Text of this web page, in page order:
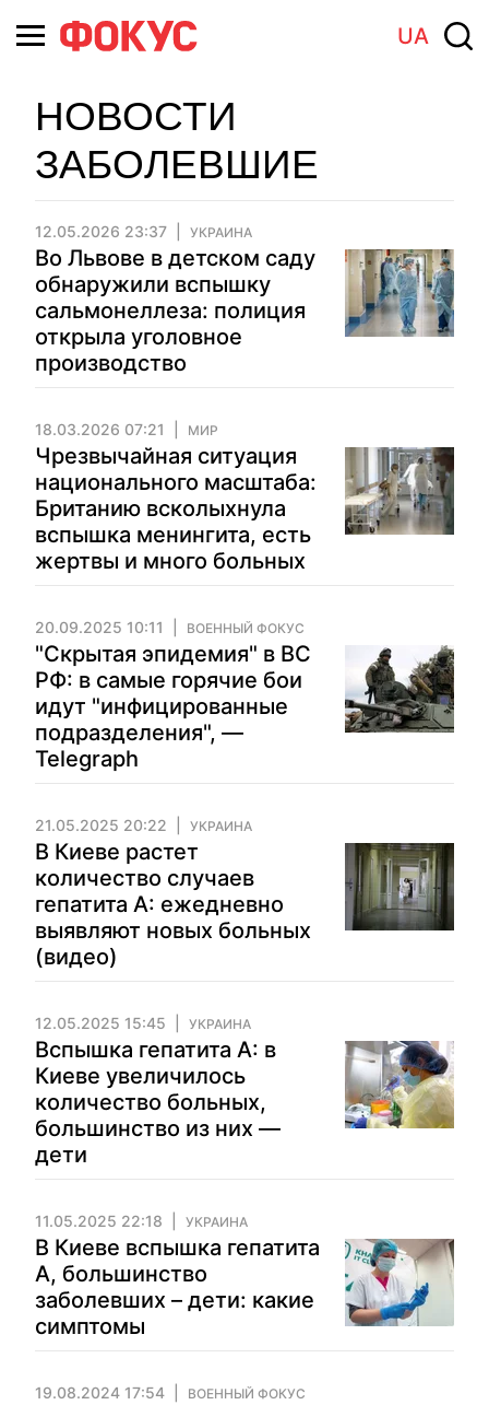
UA
НОВОСТИ
ЗАБОЛЕВШИЕ
12.05.2026 23:37 УКРАИНА
Во Львове в детском саду
обнаружили вспышку
сальмонеллеза: полиция
открыла уголовное
производство
18.03.2026 07:21 МИР
Чрезвычайная ситуация
национального масштаба:
Британию всколыхнула
вспышка менингита, есть
жертвы и много больных
20.09.2025 10:11 ВОЕННЫЙ ФОКУС
"Скрытая эпидемия" в ВС
РФ: в самые горячие бои
идут "инфицированные
подразделения", —
Telegraph
21.05.2025 20:22 УКРАИНА
В Киеве растет
количество случаев
гепатита А: ежедневно
выявляют новых больных
(видео)
12.05.2025 15:45 УКРАИНА
Вспышка гепатита А: в
Киеве увеличилось
количество больных,
большинство из них —
дети
11.05.2025 22:18 УКРАИНА
В Киеве вспышка гепатита
А, большинство
заболевших – дети: какие
симптомы
19.08.2024 17:54 ВОЕННЫЙ ФОКУС